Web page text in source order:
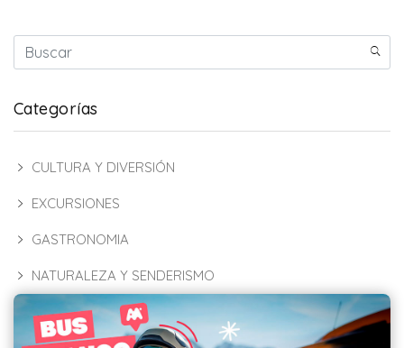
Categorías
CULTURA Y DIVERSIÓN
EXCURSIONES
GASTRONOMIA
NATURALEZA Y SENDERISMO